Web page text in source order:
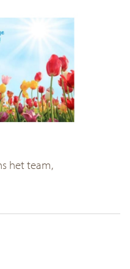
het team,